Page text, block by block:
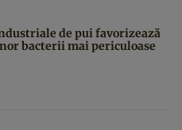
de pui favorizează
bacterii mai periculoase